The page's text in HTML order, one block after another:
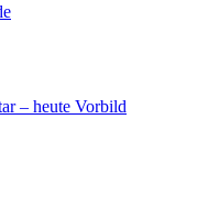
– heute Vorbild